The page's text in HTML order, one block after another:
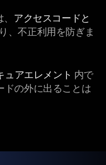
アクセスコードと
、不正利用を防ぎま
ュアエレメント 内で
ドの外に出ることは